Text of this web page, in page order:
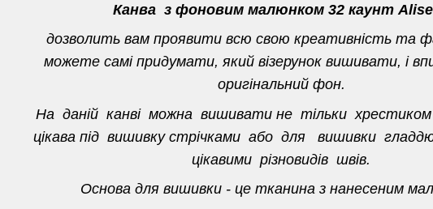
Канва з фоновим малюнком 32 каунт
дозволить вам проявити всю свою креативність та
можете самі придумати, який візерунок вишивати, і
оригінальний фон.
На даній канві можна вишивати не тільки
цікава під вишивку стрічками або для вишивки
цікавими різновидів швів.
Основа для вишивки - це тканина з нанесеним